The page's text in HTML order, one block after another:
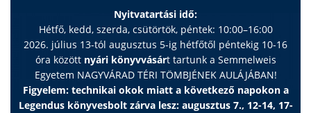
Nyitvatartási idő:
Hétfő, kedd, szerda, csütörtök, péntek: 10:00–16:00
2026. július 13-tól augusztus 5-ig hétfőtől péntekig 10-16
óra között nyári könyvvásárt tartunk a Semmelweis
Egyetem NAGYVÁRAD TÉRI TÖMBJÉNEK AULÁJÁBAN!
Figyelem: technikai okok miatt a következő napokon a
Legendus könyvesbolt zárva lesz: augusztus 7., 12-14, 17-